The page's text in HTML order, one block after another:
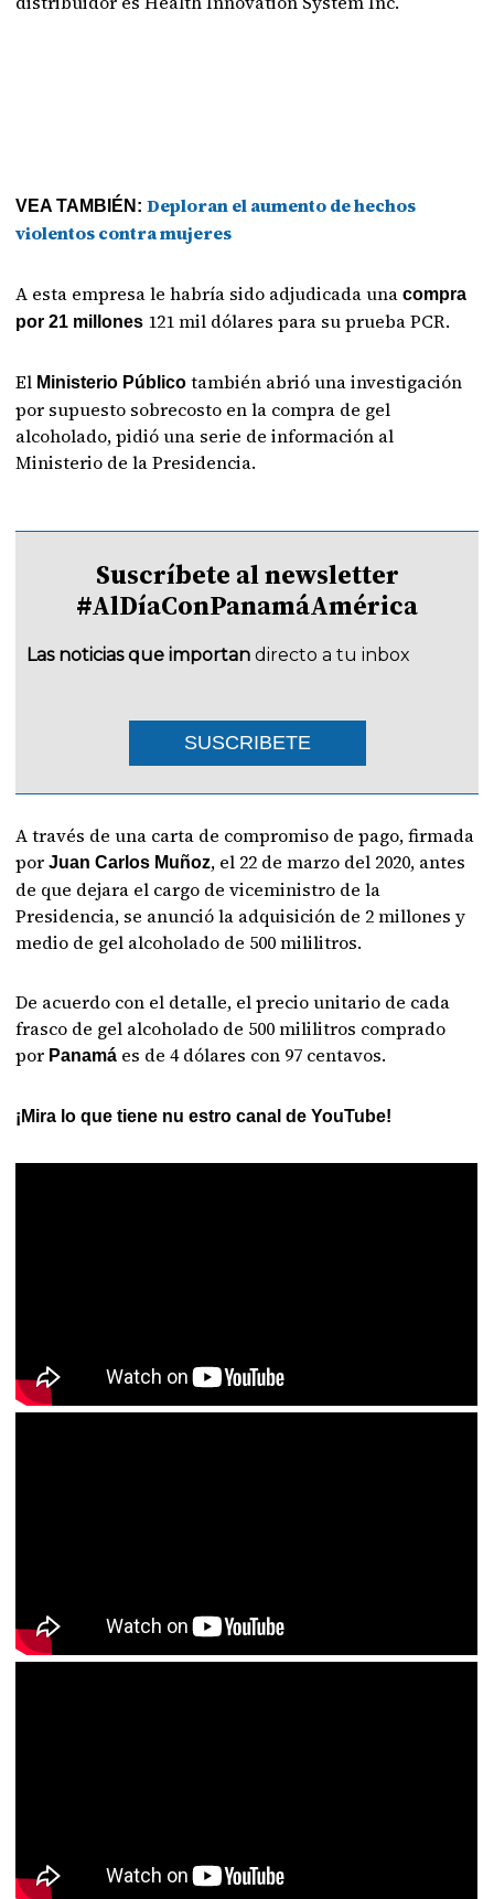
VEA TAMBIÉN:Deploran el aumento de hechos
violentos contra mujeres
A esta empresa le habría sido adjudicada unacompra
por 21 millones 121 mil dólares para su prueba PCR.
El Ministerio Públicotambién abrió una investigación
por supuesto sobrecosto en la compra de gel
alcoholado, pidió una serie de información al
Ministerio de la Presidencia.
Suscríbete al newsletter
#AlDíaConPanamáAmérica
Las noticias que importan directo a tu inbox
SUSCRIBETE
A través de una carta de compromiso de pago, firmada
porJuan Carlos Muñoz, el 22 de marzo del 2020, antes
de que dejara el cargo de viceministro de la
Presidencia, se anunció la adquisición de 2 millones y
medio de gel alcoholado de 500 mililitros.
De acuerdo con el detalle, el precio unitario de cada
frasco de gel alcoholado de 500 mililitros comprado
por Panamá es de 4 dólares con 97 centavos.
¡Mira lo que tiene nu estro canal de YouTube!